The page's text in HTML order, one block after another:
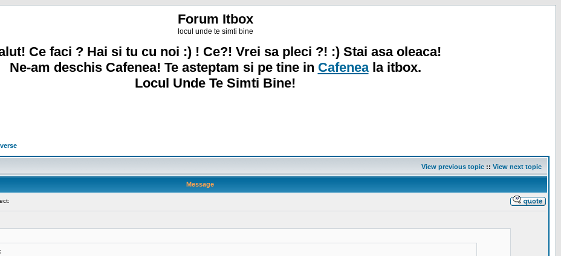
Forum Itbox
locul unde te simti bine
Ce faci ? Hai si tu cu noi :) ! Ce?! Vrei sa pleci ?! :) Stai asa oleaca!
Ne-am deschis Cafenea! Te asteptam si pe tine in Cafeneala itbox.
Locul Unde Te Simti Bine!
View previous topic :: View next topic
Message